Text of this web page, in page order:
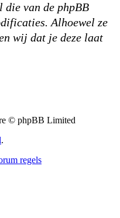
die van de phpBB
Alhoewel ze
wij dat je deze laat
© phpBB Limited
.
regels